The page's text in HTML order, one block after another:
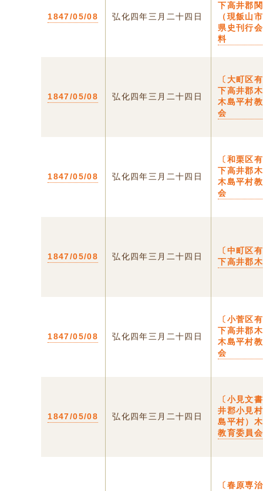
1847/05/08 弘化四年三月二十四日
下高井郡
（現飯山
県史刊行
料
1847/05/08 弘化四年三月二十四日
〔大町区
下高井郡
木島平村
会
1847/05/08 弘化四年三月二十四日
〔和栗区
下高井郡
木島平村
会
1847/05/08 弘化四年三月二十四日
〔中町区
下高井郡
1847/05/08 弘化四年三月二十四日
〔小菅区
下高井郡
木島平村
会
1847/05/08 弘化四年三月二十四日
〔小見文
井郡小見
島平村）
教育委員会
〔春原専